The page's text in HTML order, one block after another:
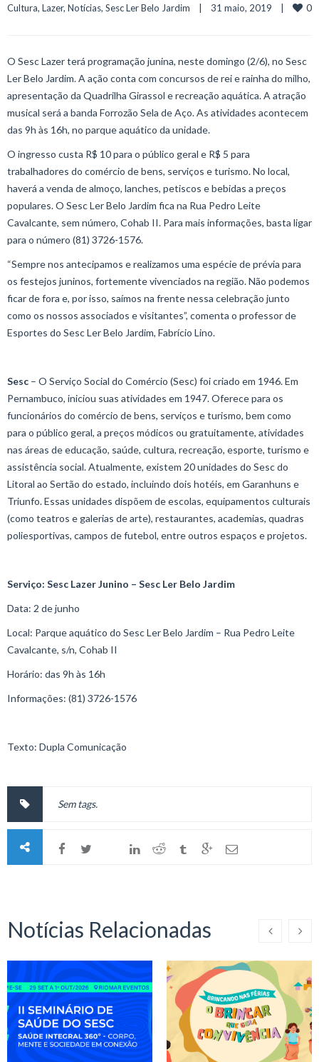
Cultura, Lazer, Notícias, Sesc Ler Belo Jardim
    |    31 maio, 2019    |
0
O Sesc Lazer terá programação junina, neste domingo (2/6), no Sesc
Ler Belo Jardim. A ação conta com concursos de rei e rainha do milho,
apresentação da Quadrilha Girassol e recreação aquática. A atração
musical será a banda Forrozão Sela de Aço. As atividades acontecem
das 9h às 16h, no parque aquático da unidade.
O ingresso custa R$ 10 para o público geral e R$ 5 para
trabalhadores do comércio de bens, serviços e turismo. No local,
haverá a venda de almoço, lanches, petiscos e bebidas a preços
populares. O Sesc Ler Belo Jardim fica na Rua Pedro Leite
Cavalcante, sem número, Cohab II. Para mais informações, basta ligar
para o número (81) 3726-1576.
“Sempre nos antecipamos e realizamos uma espécie de prévia para
os festejos juninos, fortemente vivenciados na região. Não podemos
ficar de fora e, por isso, saímos na frente nessa celebração junto
como os nossos associados e visitantes”, comenta o professor de
Esportes do Sesc Ler Belo Jardim, Fabrício Lino.
Sesc – O Serviço Social do Comércio (Sesc) foi criado em 1946. Em
Pernambuco, iniciou suas atividades em 1947. Oferece para os
funcionários do comércio de bens, serviços e turismo, bem como
para o público geral, a preços módicos ou gratuitamente, atividades
nas áreas de educação, saúde, cultura, recreação, esporte, turismo e
assistência social. Atualmente, existem 20 unidades do Sesc do
Litoral ao Sertão do estado, incluindo dois hotéis, em Garanhuns e
Triunfo. Essas unidades dispõem de escolas, equipamentos culturais
(como teatros e galerias de arte), restaurantes, academias, quadras
poliesportivas, campos de futebol, entre outros espaços e projetos.
Serviço: Sesc Lazer Junino – Sesc Ler Belo Jardim
Data: 2 de junho
Local: Parque aquático do Sesc Ler Belo Jardim – Rua Pedro Leite
Cavalcante, s/n, Cohab II
Horário: das 9h às 16h
Informações: (81) 3726-1576
Texto: Dupla Comunicação
Sem tags.
Notícias Relacionadas